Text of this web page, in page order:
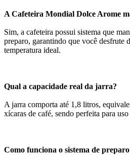
A Cafeteira Mondial Dolce Arome
Sim, a cafeteira possui sistema que
preparo, garantindo que você desfrute
temperatura ideal.
Qual a capacidade real da jarra?
A jarra comporta até 1,8 litros,
xícaras de café, sendo perfeita para
Como funciona o sistema de